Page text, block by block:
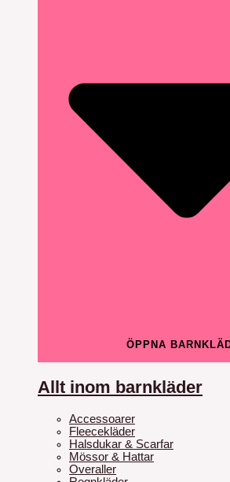
ÖPPNA
Allt inom barnkläder
Accessoarer
Fleecekläder
Halsdukar & Scarfar
Mössor & Hattar
Overaller